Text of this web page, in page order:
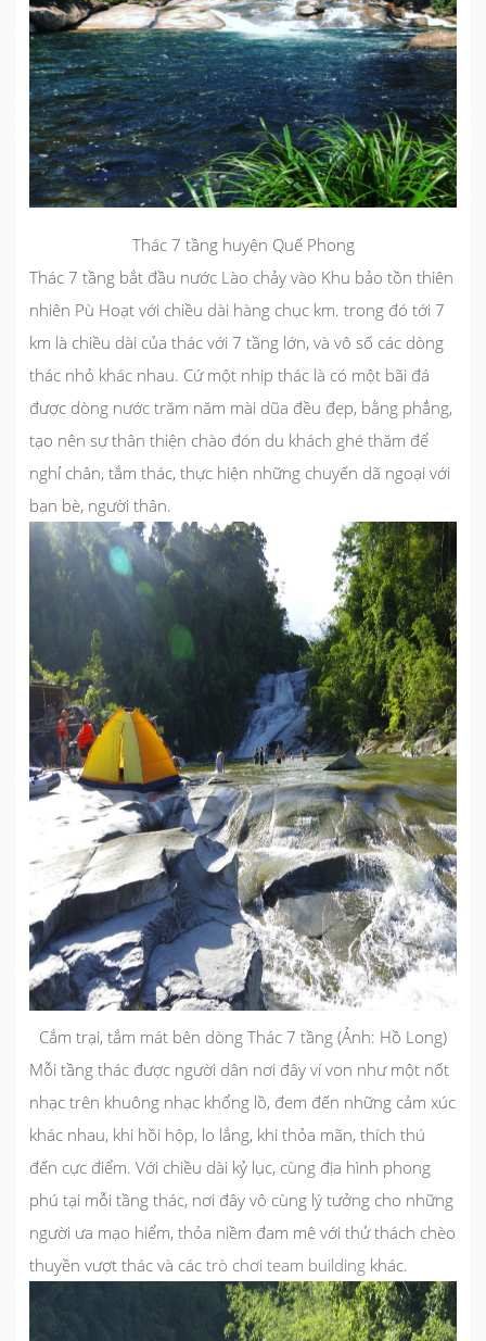
Thác 7 tầng huyện Quế Phong
Thác 7 tầng bắt đầu nước Lào chảy vào Khu bảo tồn thiên
nhiên Pù Hoạt với chiều dài hàng chục km. trong đó tới 7
km là chiều dài của thác với 7 tầng lớn, và vô số các dòng
thác nhỏ khác nhau. Cứ một nhịp thác là có một bãi đá
được dòng nước trăm năm mài dũa đều đẹp, bằng phẳng,
tạo nên sự thân thiện chào đón du khách ghé thăm để
nghỉ chân, tắm thác, thực hiện những chuyến dã ngoại với
bạn bè, người thân.
Cắm trại, tắm mát bên dòng Thác 7 tầng (Ảnh: Hồ Long)
Mỗi tầng thác được người dân nơi đây ví von như một nốt
nhạc trên khuông nhạc khổng lồ, đem đến những cảm xúc
khác nhau, khi hồi hộp, lo lắng, khi thỏa mãn, thích thú
đến cực điểm. Với chiều dài kỷ lục, cùng địa hình phong
phú tại mỗi tầng thác, nơi đây vô cùng lý tưởng cho những
người ưa mạo hiểm, thỏa niềm đam mê với thử thách chèo
thuyền vượt thác và các trò chơi team building khác.